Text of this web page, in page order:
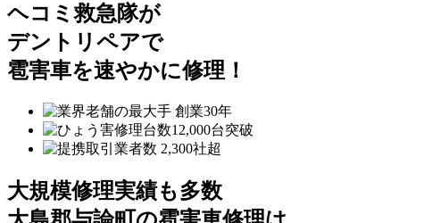
ヘコミ救急隊が
デントリペアで
雹害車を速やかに修理！
大規模修理実績も多数